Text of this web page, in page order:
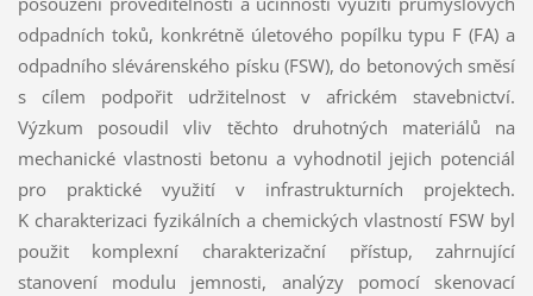
odpadních toků, konkrétně úletového popílku typu F (FA) a
odpadního slévárenského písku (FSW), do betonových směsí
s cílem podpořit udržitelnost v africkém stavebnictví.
Výzkum posoudil vliv těchto druhotných materiálů na
mechanické vlastnosti betonu a vyhodnotil jejich potenciál
pro praktické využití v infrastrukturních projektech.
K charakterizaci fyzikálních a chemických vlastností FSW byl
použit komplexní charakterizační přístup, zahrnující
stanovení modulu jemnosti, analýzy pomocí skenovací